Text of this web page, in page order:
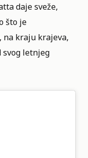
daje sveže,
što je
na kraju krajeva,
svog letnjeg